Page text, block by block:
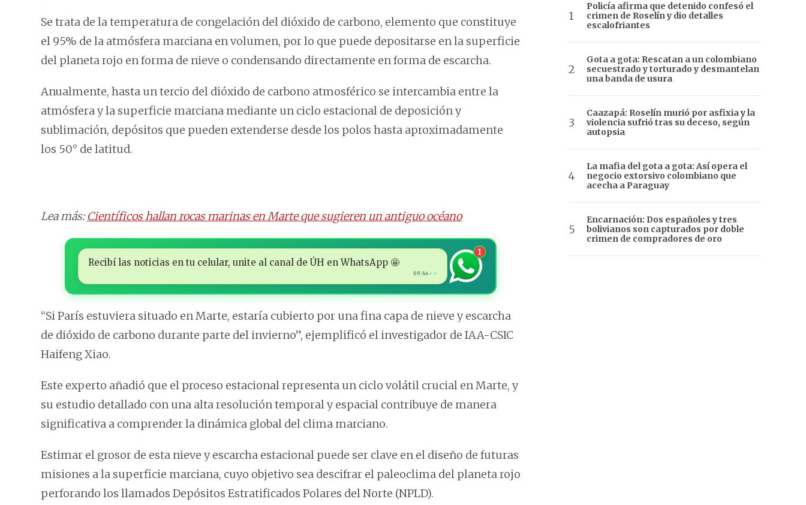
Se trata de la temperatura de congelación del dióxido de carbono, elemento que constituye
el 95% de la atmósfera marciana en volumen, por lo que puede depositarse en la superficie
del planeta rojo en forma de nieve o condensando directamente en forma de escarcha.
Anualmente, hasta un tercio del dióxido de carbono atmosférico se intercambia entre la
atmósfera y la superficie marciana mediante un ciclo estacional de deposición y
sublimación, depósitos que pueden extenderse desde los polos hasta aproximadamente
los 50° de latitud.
Lea más:Científicos hallan rocas marinas en Marte que sugieren un antiguo océano
Recibí las noticias en tu celular, unite al canal de ÚH en WhatsApp 🤩
09:46 ✓✓
1
“Si París estuviera situado en Marte, estaría cubierto por una fina capa de nieve y escarcha
de dióxido de carbono durante parte del invierno”, ejemplificó el investigador de IAA-CSIC
Haifeng Xiao.
Este experto añadió que el proceso estacional representa un ciclo volátil crucial en Marte, y
su estudio detallado con una alta resolución temporal y espacial contribuye de manera
significativa a comprender la dinámica global del clima marciano.
Estimar el grosor de esta nieve y escarcha estacional puede ser clave en el diseño de futuras
misiones a la superficie marciana, cuyo objetivo sea descifrar el paleoclima del planeta rojo
perforando los llamados Depósitos Estratificados Polares del Norte (NPLD).
Policía afirma que detenido confesó el
crimen de Roselín y dio detalles
escalofriantes
Gota a gota: Rescatan a un colombiano
secuestrado y torturado y desmantelan
una banda de usura
Caazapá: Roselín murió por asfixia y la
violencia sufrió tras su deceso, según
autopsia
La mafia del gota a gota: Así opera el
negocio extorsivo colombiano que
acecha a Paraguay
Encarnación: Dos españoles y tres
bolivianos son capturados por doble
crimen de compradores de oro